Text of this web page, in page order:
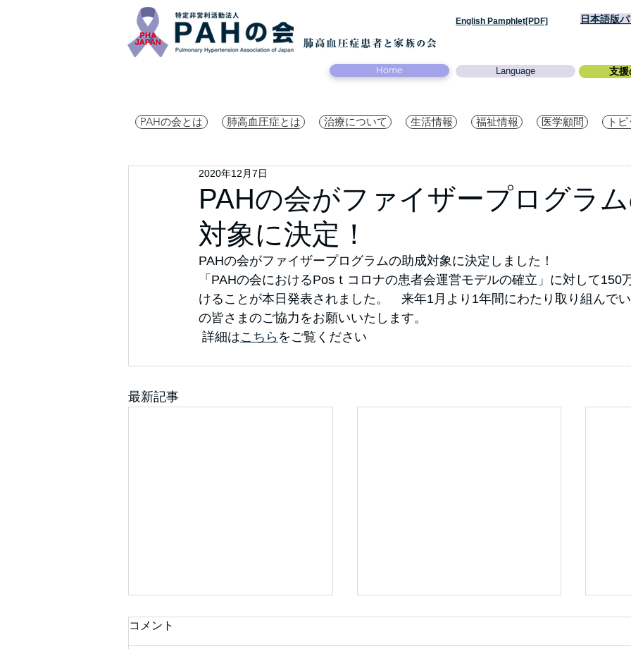
English Pamphlet[PDF] 日本語版
Home Language 支援
PAHの会とは 肺高血圧症とは 治療について 生活情報 福祉情報 医学顧問 ト
PAHの会がファイザープログラ
対象に決定！
2020年12月7日
PAHの会がファイザープログラムの助成対象に決定しました！
「PAHの会におけるPosｔコロナの患者会運営モデルの確立」に対して150
けることが本日発表されました。　来年1月より1年間にわたり取り組んで
の皆さまのご協力をお願いいたします。
詳細はこちら をご覧ください
最新記事
コメント